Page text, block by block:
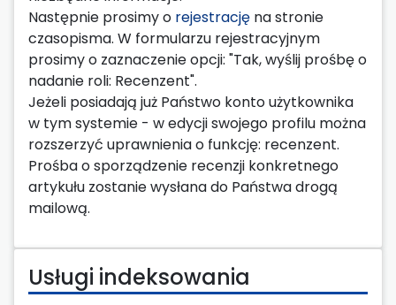
Następnie prosimy o rejestrację na stronie
czasopisma. W formularzu rejestracyjnym
prosimy o zaznaczenie opcji: "Tak, wyślij prośbę o
nadanie roli: Recenzent".
Jeżeli posiadają już Państwo konto użytkownika
w tym systemie - w edycji swojego profilu można
rozszerzyć uprawnienia o funkcję: recenzent.
Prośba o sporządzenie recenzji konkretnego
artykułu zostanie wysłana do Państwa drogą
mailową.
Usługi indeksowania